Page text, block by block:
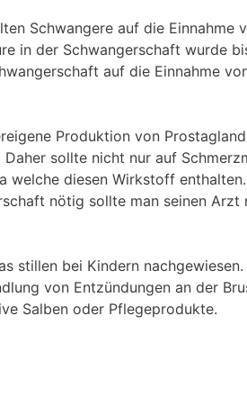
Schwangere auf die Einnahme
in der Schwangerschaft wurde
auf die Einnahme
Produktion von
sollte nicht nur auf
welche diesen Wirkstoff
nötig sollte man seinen Arzt
stillen bei Kindern nachgewiesen.
von Entzündungen an der
Salben oder Pflegeprodukte.